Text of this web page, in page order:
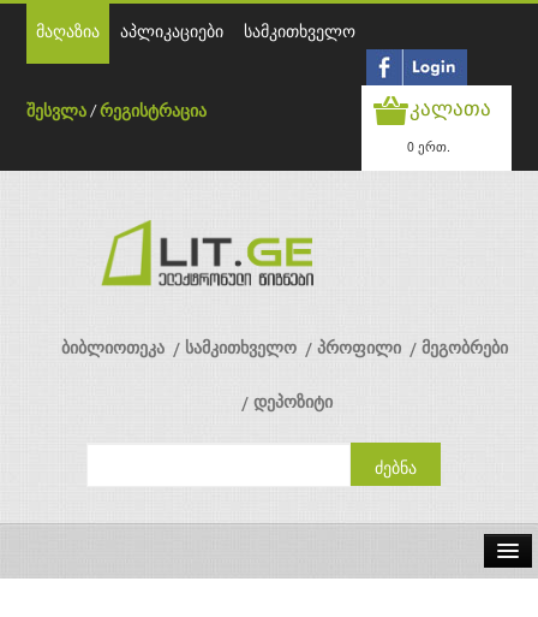
მაღაზია აპლიკაციები სამკითხველო
შესვლა /რეგისტრაცია კალათა
0 ერთ.
ბიბლიოთეკა სამკითხველო პროფილი მეგობრები
დეპოზიტი